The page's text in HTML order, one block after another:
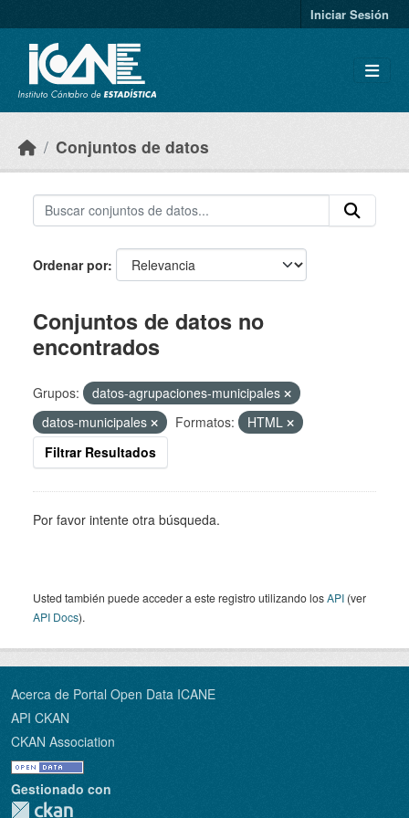
Iniciar Sesión
Conjuntos de datos
Ordenar por
Conjuntos de datos no
encontrados
Grupos:
datos-agrupaciones-municipales
datos-municipales
Formatos:
HTML
Filtrar Resultados
Por favor intente otra búsqueda.
Usted también puede acceder a este registro utilizando losAPI (ver
API Docs).
Acerca de Portal Open Data ICANE
API CKAN
CKAN Association
Gestionado con